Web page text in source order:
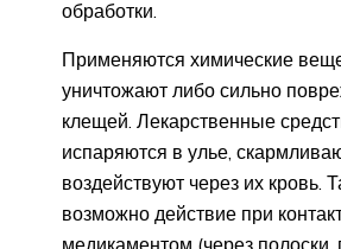
обработки.
Применяются химические
уничтожают либо сильно
клещей. Лекарственные
испаряются в улье,
воздействуют через их кровь.
возможно действие при
медикаментом (через полоски,